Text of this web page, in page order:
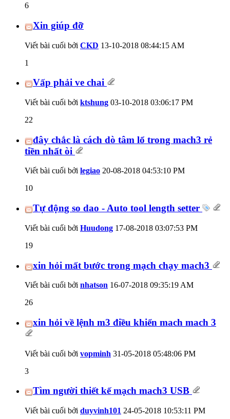
6
Xin giúp đỡ
Viết bài cuối bởi CKD 13-10-2018 08:44:15 AM
1
Vấp phải ve chai
Viết bài cuối bởi ktshung 03-10-2018 03:06:17 PM
22
đây chắc là cách dò tâm lổ trong mach3 rẻ
tiền nhất òi
Viết bài cuối bởi legiao 20-08-2018 04:53:10 PM
10
Tự động so dao - Auto tool length setter
Viết bài cuối bởi Huudong 17-08-2018 03:07:53 PM
19
xin hỏi mất bước trong mạch chạy mach3
Viết bài cuối bởi nhatson 16-07-2018 09:35:19 AM
26
xin hỏi về lệnh m3 điều khiển mach mach 3
Viết bài cuối bởi vopminh 31-05-2018 05:48:06 PM
3
Tìm người thiết kế mạch mach3 USB
Viết bài cuối bởi duyvinh101 24-05-2018 10:53:11 PM